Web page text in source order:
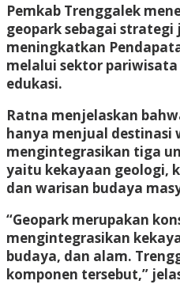
Pemkab Trenggalek
geopark sebagai
meningkatkan
melalui sektor pariwisata
edukasi.
Ratna menjelaskan
hanya menjual destinasi
mengintegrasikan tiga
yaitu kekayaan geologi,
dan warisan budaya
“Geopark merupakan
mengintegrasikan
budaya, dan alam.
komponen tersebut,”